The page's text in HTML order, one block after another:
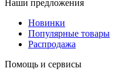
Наши предложения
Новинки
Популярные товары
Распродажа
Помощь и сервисы